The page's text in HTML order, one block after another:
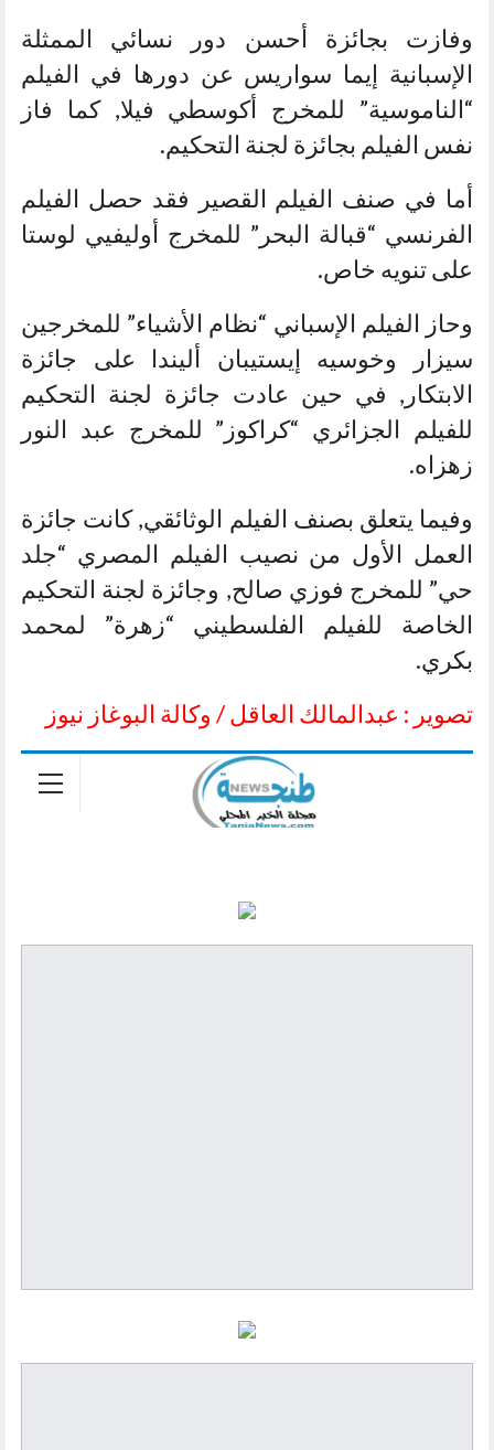
وفازت بجائزة أحسن دور نسائي الممثلة
الإسبانية إيما سواريس عن دورها في الفيلم
“الناموسية” للمخرج أكوسطي فيلا, كما فاز
نفس الفيلم بجائزة لجنة التحكيم.
أما في صنف الفيلم القصير فقد حصل الفيلم
الفرنسي “قبالة البحر” للمخرج أوليفيي لوستا
على تنويه خاص.
وحاز الفيلم الإسباني “نظام الأشياء” للمخرجين
سيزار وخوسيه إيستيبان أليندا على جائزة
الابتكار, في حين عادت جائزة لجنة التحكيم
للفيلم الجزائري “كراكوز” للمخرج عبد النور
زهزاه.
وفيما يتعلق بصنف الفيلم الوثائقي, كانت جائزة
العمل الأول من نصيب الفيلم المصري “جلد
حي” للمخرج فوزي صالح, وجائزة لجنة التحكيم
الخاصة للفيلم الفلسطيني “زهرة” لمحمد
بكري.
تصوير : عبدالمالك العاقل / وكالة البوغاز نيوز